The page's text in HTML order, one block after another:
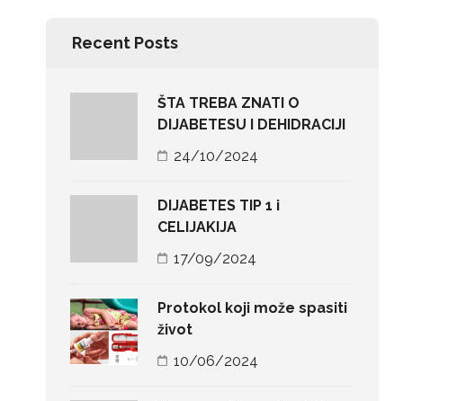
Recent Posts
ŠTA TREBA ZNATI O
DIJABETESU I DEHIDRACIJI
24/10/2024
DIJABETES TIP 1 i
CELIJAKIJA
17/09/2024
Protokol koji može spasiti
život
10/06/2024